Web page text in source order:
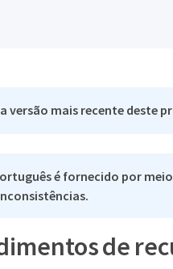
versão mais recente deste
é fornecido por
de